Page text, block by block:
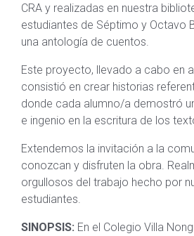
CRA y realizadas en nuestra
estudiantes de Séptimo y Octavo
una antología de cuentos.
Este proyecto, llevado a cabo en
consistió en crear historias
donde cada alumno/a demostró
e ingenio en la escritura de los
Extendemos la invitación a la
conozcan y disfruten la obra.
orgullosos del trabajo hecho por
estudiantes.
SINOPSIS: En el Colegio Villa